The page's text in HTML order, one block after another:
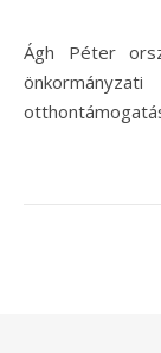
Ágh Péter országgyűlési képviselő közbenjárására az